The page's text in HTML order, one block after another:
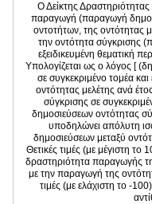
Ο Δείκτης Δραστηριότητας
παραγωγή (παραγωγή
οντοτήτων, της οντότητας
την οντότητα σύγκρισης
εξειδικευμένη θεματική
Υπολογίζεται ως ο λόγος [
σε συγκεκριμένο τομέα
οντότητας μελέτης ανά
σύγκρισης σε
δημοσιεύσεων οντότητας
υποδηλώνει απόλυτη
δημοσιεύσεων μεταξύ
Θετικές τιμές (με μέγιστη
δραστηριότητα παραγωγής
με την παραγωγή της
τιμές (με ελάχιστη το -